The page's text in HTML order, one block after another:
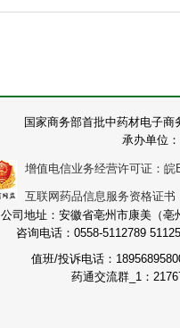
国家商务部首批中药材电子
承办单位
增值电信业务经营许可证：皖
互联网药品信息服务资格证
公司地址：安徽省亳州市康美（
咨询电话：0558-5112789
值班/投诉电话：
药通交流群_1：